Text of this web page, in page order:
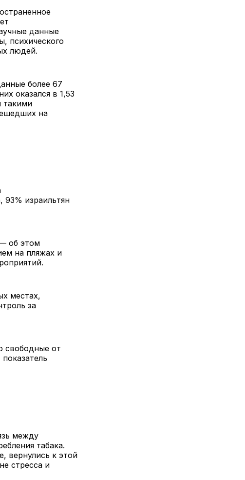
данные
психического
людей.
более 67
оказался в 1,53
такими
на
93% израильтян
об этом
на пляжах и
местах,
за
свободные от
между
табака.
вернулись к этой
стресса и